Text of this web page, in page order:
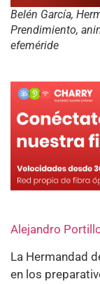
Belén García,
Prendimiento,
efeméride
Alejandro
La Hermandad
en los